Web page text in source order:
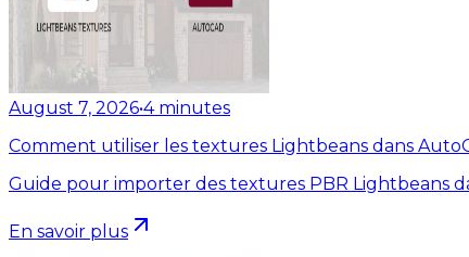
August 7, 2026•4 minutes
Comment utiliser les textures Lightbeans dans
Guide pour importer des textures PBR Lightbeans
En savoir plus